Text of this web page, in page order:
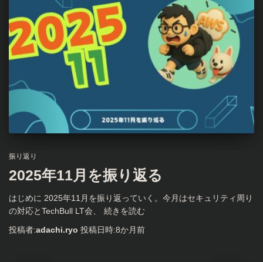
振り返り
2025年11月を振り返る
はじめに 2025年11月を振り返っていく。今月はセキュリティ周り
の対応とTechBull LT会、
続きを読む
投稿者:adachi.ryo 投稿日時:8か月前